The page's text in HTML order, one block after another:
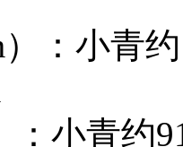
：小青
：小青约